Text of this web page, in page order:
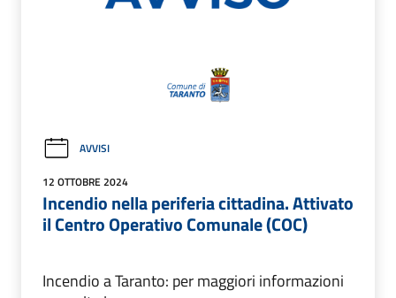
AVVISI
12 OTTOBRE 2024
Incendio nella periferia cittadina. Attivato
il Centro Operativo Comunale (COC)
Incendio a Taranto: per maggiori informazioni